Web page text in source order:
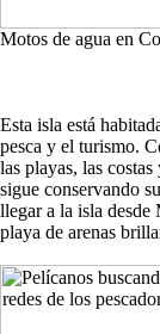
Motos de agua en
Esta isla está
pesca y el turismo.
las playas, las
sigue conservando
llegar a la isla desde
playa de arenas